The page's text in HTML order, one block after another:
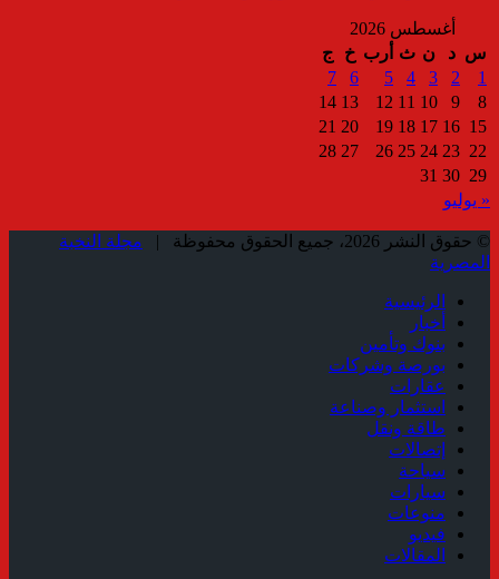
أغسطس 2026
س د ن ث أرب خ
ج
1
2
3
4
5
6
7
8
9
10
11
12
13
14
15
16
17
18
19
20
21
22
23
24
25
26
27
28
29
30
31
« يوليو
© حقوق النشر 2026، جميع الحقوق محفوظة |
مجلة النخبة
المصرية
الرئيسية
أخبار
بنوك وتأمين
بورصة وشركات
عقارات
استثمار وصناعة
طاقة ونقل
إتصالات
سياحة
سيارات
منوعات
فيديو
المقالات